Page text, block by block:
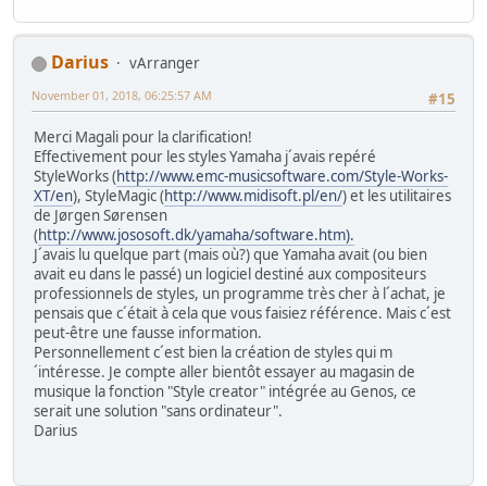
Darius
vArranger
#15
November 01, 2018, 06:25:57 AM
Merci Magali pour la clarification!
Effectivement pour les styles Yamaha j´avais repéré
StyleWorks (http://www.emc-musicsoftware.com/Style-Works-
XT/en), StyleMagic (http://www.midisoft.pl/en/) et les utilitaires
de Jørgen Sørensen
(http://www.jososoft.dk/yamaha/software.htm).
J´avais lu quelque part (mais où?) que Yamaha avait (ou bien
avait eu dans le passé) un logiciel destiné aux compositeurs
professionnels de styles, un programme très cher à l´achat, je
pensais que c´était à cela que vous faisiez référence. Mais c´est
peut-être une fausse information.
Personnellement c´est bien la création de styles qui m
´intéresse. Je compte aller bientôt essayer au magasin de
musique la fonction "Style creator" intégrée au Genos, ce
serait une solution "sans ordinateur".
Darius